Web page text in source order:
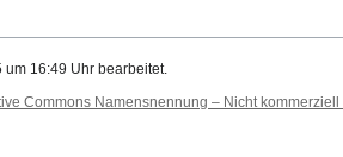
16:49 Uhr bearbeitet.
Commons Namensnennung – Nicht